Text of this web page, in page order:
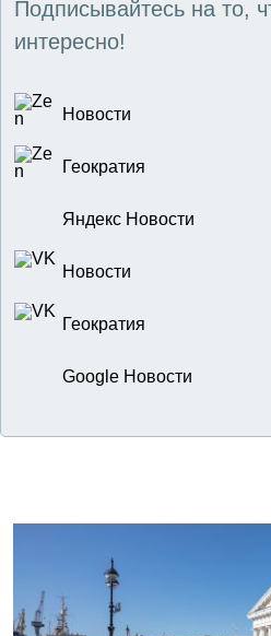
Подписывайтесь на то,
интересно!
Новости
Геократия
Яндекс Новости
Новости
Геократия
Google Новости